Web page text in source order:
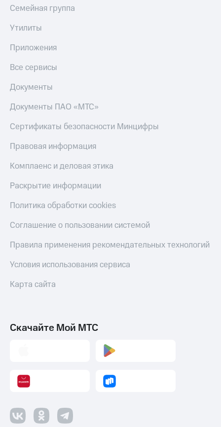
Семейная группа
Утилиты
Приложения
Все сервисы
Документы
Документы ПАО «МТС»
Сертификаты безопасности Минцифры
Правовая информация
Комплаенс и деловая этика
Раскрытие информации
Политика обработки cookies
Соглашение о пользовании системой
Правила применения рекомендательных технологий
Условия использования сервиса
Карта сайта
Скачайте Мой МТС